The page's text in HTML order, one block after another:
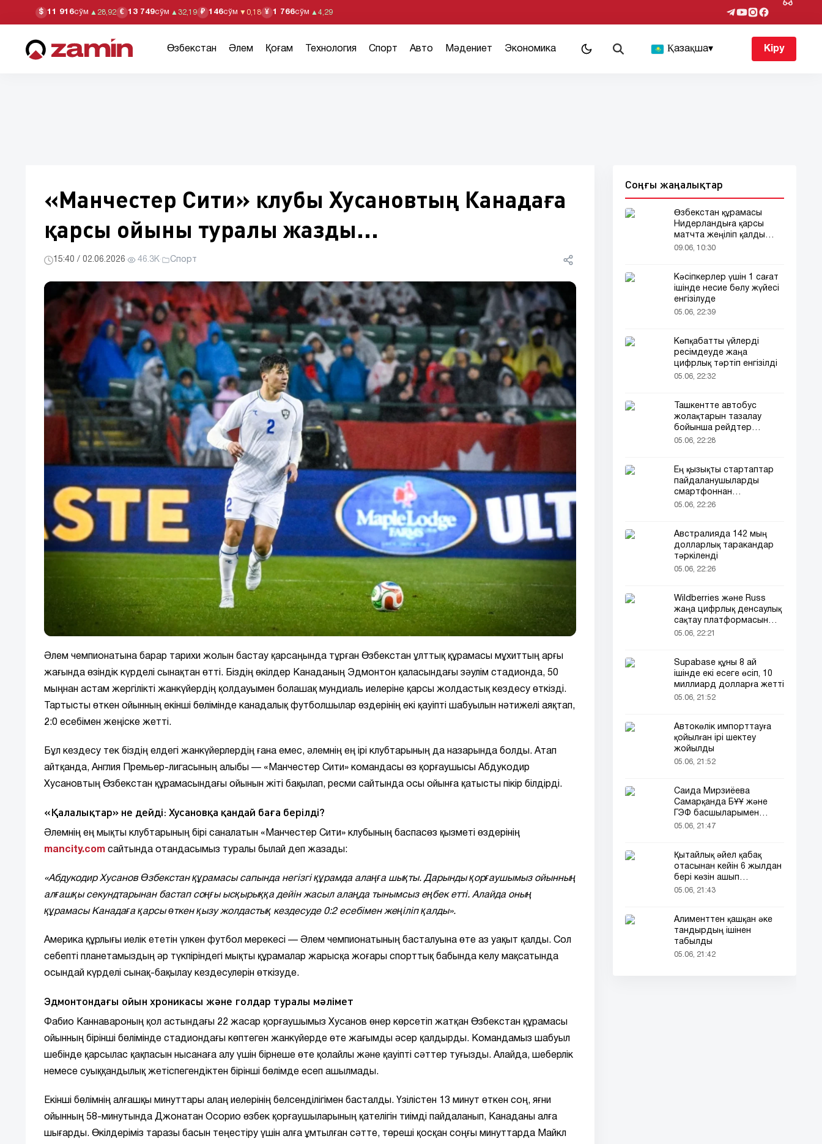
$ 11 916сўм ▲ 28,92 € 13 749сўм ▲ 32,19 ₽ 146сўм ▼ 0,18 ¥ 1 766сўм ▲ 4,29
Өзбекстан Әлем Қоғам Технология Спорт Авто Мәдениет Экономика Қазақша▾ Кіру
«Манчестер Сити» клубы Хусановтың Канадаға
қарсы ойыны туралы жазды...
15:40 / 02.06.2026· 46.3K· Спорт
Әлем чемпионатына барар тарихи жолын бастау қарсаңында тұрған Өзбекстан ұлттық құрамасы мұхиттың арғы
жағында өзіндік күрделі сынақтан өтті. Біздің өкілдер Канаданың Эдмонтон қаласындағы зәулім стадионда, 50
мыңнан астам жергілікті жанкүйердің қолдауымен болашақ мундиаль иелеріне қарсы жолдастық кездесу өткізді.
Тартысты өткен ойынның екінші бөлімінде канадалық футболшылар өздерінің екі қауіпті шабуылын нәтижелі аяқтап,
2:0 есебімен жеңіске жетті.
Бұл кездесу тек біздің елдегі жанкүйерлердің ғана емес, әлемнің ең ірі клубтарының да назарында болды. Атап
айтқанда, Англия Премьер-лигасының алыбы — «Манчестер Сити» командасы өз қорғаушысы Абдукодир
Хусановтың Өзбекстан құрамасындағы ойынын жіті бақылап, ресми сайтында осы ойынға қатысты пікір білдірді.
«Қалалықтар» не дейді: Хусановқа қандай баға берілді?
Әлемнің ең мықты клубтарының бірі саналатын «Манчестер Сити» клубының баспасөз қызметі өздерінің
mancity.com сайтында отандасымыз туралы былай деп жазады:
«Абдукодир Хусанов Өзбекстан құрамасы сапында негізгі құрамда алаңға шықты. Дарынды қорғаушымыз ойынның
алғашқы секундтарынан бастап соңғы ысқырыққа дейін жасыл алаңда тынымсыз еңбек етті. Алайда оның
құрамасы Канадаға қарсы өткен қызу жолдастық кездесуде 0:2 есебімен жеңіліп қалды».
Америка құрлығы иелік ететін үлкен футбол мерекесі — Әлем чемпионатының басталуына өте аз уақыт қалды. Сол
себепті планетамыздың әр түкпіріндегі мықты құрамалар жарысқа жоғары спорттық бабында келу мақсатында
осындай күрделі сынақ-бақылау кездесулерін өткізуде.
Эдмонтондағы ойын хроникасы және голдар туралы мәлімет
Фабио Каннавароның қол астындағы 22 жасар қорғаушымыз Хусанов өнер көрсетіп жатқан Өзбекстан құрамасы
ойынның бірінші бөлімінде стадиондағы көптеген жанкүйерде өте жағымды әсер қалдырды. Командамыз шабуыл
шебінде қарсылас қақпасын нысанаға алу үшін бірнеше өте қолайлы және қауіпті сәттер туғызды. Алайда, шеберлік
немесе суыққандылық жетіспегендіктен бірінші бөлімде есеп ашылмады.
Екінші бөлімнің алғашқы минуттары алаң иелерінің белсенділігімен басталды. Үзілістен 13 минут өткен соң, яғни
ойынның 58-минутында Джонатан Осорио өзбек қорғаушыларының қателігін тиімді пайдаланып, Канаданы алға
шығарды. Өкілдеріміз таразы басын теңестіру үшін алға ұмтылған сәтте, төреші қосқан соңғы минуттарда Майкл
Соңғы жаңалықтар
Өзбекстан құрамасы
Нидерландыға қарсы
матчта жеңіліп қалды
(видео)
09.06, 10:30
Кәсіпкерлер үшін 1 сағат
ішінде несие бөлу жүйесі
енгізілуде
05.06, 22:39
Көпқабатты үйлерді
ресімдеуде жаңа
цифрлық тәртіп енгізілді
05.06, 22:32
Ташкентте автобус
жолақтарын тазалау
бойынша рейдтер
басталды
05.06, 22:28
Ең қызықты стартаптар
пайдаланушыларды
смартфоннан
алшақтатқысы келеді
05.06, 22:26
Австралияда 142 мың
долларлық таракандар
тәркіленді
05.06, 22:26
Wildberries және Russ
жаңа цифрлық денсаулық
сақтау платформасын
іске қосады
05.06, 22:21
Supabase құны 8 ай
ішінде екі есеге өсіп, 10
миллиард долларға жетті
05.06, 21:52
Автокөлік импорттауға
қойылған ірі шектеу
жойылды
05.06, 21:52
Саида Мирзиёева
Самарқанда БҰҰ және
ГЭФ басшыларымен
кездесті (фото)
05.06, 21:47
Қытайлық әйел қабақ
отасынан кейін 6 жылдан
бері көзін ашып
ұйықтайды
05.06, 21:43
Алименттен қашқан әке
тандырдың ішінен
табылды
05.06, 21:42